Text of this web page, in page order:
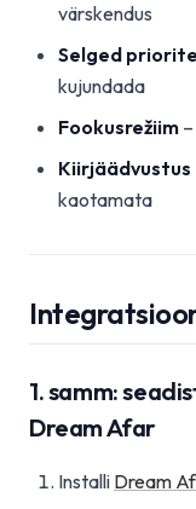
värskendus
Selged
kujundada
Fookusrežiim
Kiirjäädvustus
kaotamata
1. samm:
Dream Afar
Installi Dream